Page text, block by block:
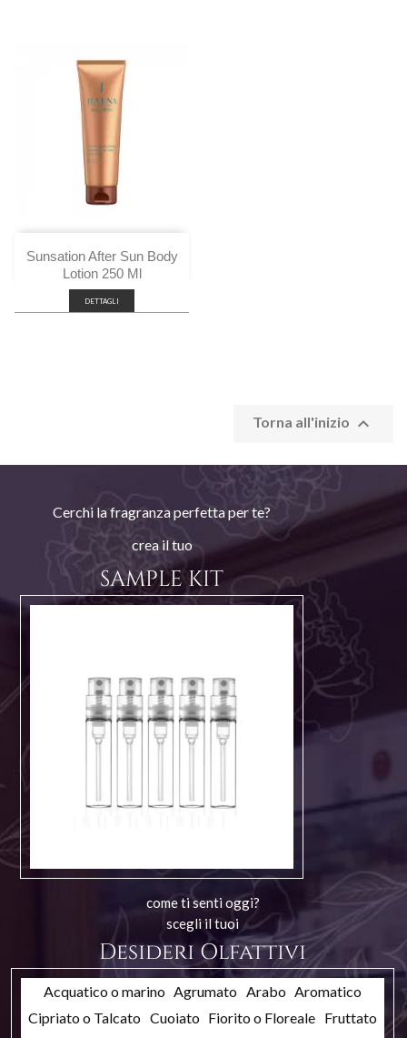
Sunsation After Sun Body
Lotion 250 Ml
DETTAGLI
Torna all'inizio 
Cerchi la fragranza perfetta per te?
crea il tuo
SAMPLE KIT
come ti senti oggi?
scegli il tuoi
Desideri Olfattivi
Acquatico o marino Agrumato Arabo Aromatico
Cipriato o Talcato Cuoiato Fiorito o Floreale Fruttato